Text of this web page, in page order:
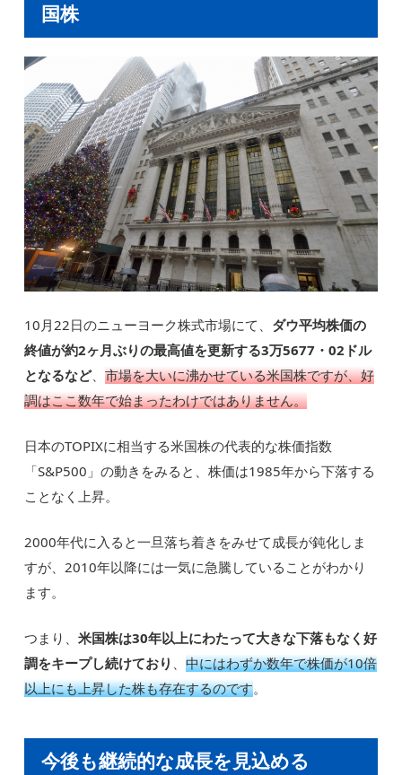
国株
10月22日のニューヨーク株式市場にて、 ダウ平均株価の
終値が約2ヶ月ぶりの最高値を更新する3万5677・02ドル
となるなど、市場を大いに沸かせている米国株ですが、好
調はここ数年で始まったわけではありません。
日本のTOPIXに相当する米国株の代表的な株価指数
「S&P500」の動きをみると、株価は1985年から下落する
ことなく上昇。
2000年代に入ると一旦落ち着きをみせて成長が鈍化しま
すが、2010年以降には一気に急騰していることがわかり
ます。
つまり、米国株は30年以上にわたって大きな下落もなく好
調をキープし続けており
、中にはわずか数年で株価が10倍
以上にも上昇した株も存在するのです。
今後も継続的な成長を見込める